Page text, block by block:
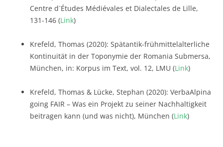
Centre d`Études Médiévales et Dialectales de Lille,
131-146 (Link)
Krefeld, Thomas (2020): Spätantik-frühmittelalterliche
Kontinuität in der Toponymie der Romania Submersa,
München, in: Korpus im Text, vol. 12, LMU (Link)
Krefeld, Thomas & Lücke, Stephan (2020): VerbaAlpina
going FAIR – Was ein Projekt zu seiner Nachhaltigkeit
beitragen kann (und was nicht), München (Link)